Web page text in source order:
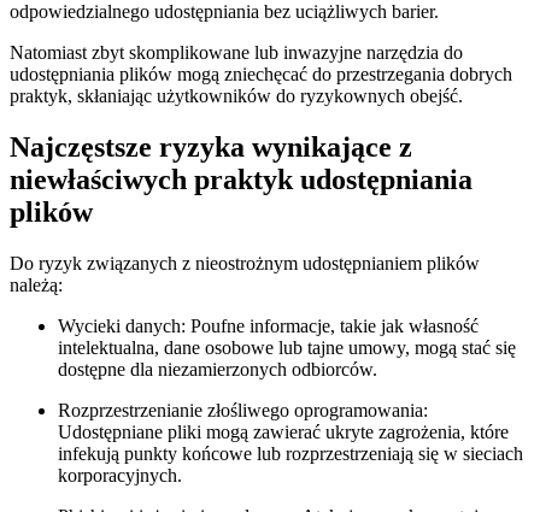
odpowiedzialnego udostępniania bez uciążliwych barier.
Natomiast zbyt skomplikowane lub inwazyjne narzędzia do
udostępniania plików mogą zniechęcać do przestrzegania dobrych
praktyk, skłaniając użytkowników do ryzykownych obejść.
Najczęstsze ryzyka wynikające z
niewłaściwych praktyk udostępniania
plików
Do ryzyk związanych z nieostrożnym udostępnianiem plików
należą:
Wycieki danych: Poufne informacje, takie jak własność
intelektualna, dane osobowe lub tajne umowy, mogą stać się
dostępne dla niezamierzonych odbiorców.
Rozprzestrzenianie złośliwego oprogramowania:
Udostępniane pliki mogą zawierać ukryte zagrożenia, które
infekują punkty końcowe lub rozprzestrzeniają się w sieciach
korporacyjnych.